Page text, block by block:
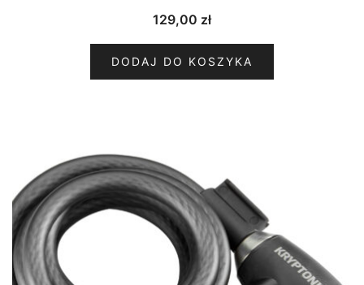
129,00 zł
DODAJ DO KOSZYKA